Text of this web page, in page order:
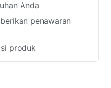
Anda
penawaran
produk